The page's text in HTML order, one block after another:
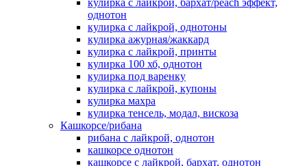
кулирка с лайкрой, бархат/peach эффект,
однотон
кулирка с лайкрой, однотоны
кулирка ажурная/жаккард
кулирка с лайкрой, принты
кулирка 100 хб, однотон
кулирка под варенку
кулирка с лайкрой, купоны
кулирка махра
кулирка тенсель, модал, вискоза
Кашкорсе/рибана
рибана с лайкрой, однотон
кашкорсе однотон
кашкорсе с лайкрой, бархат, однотон